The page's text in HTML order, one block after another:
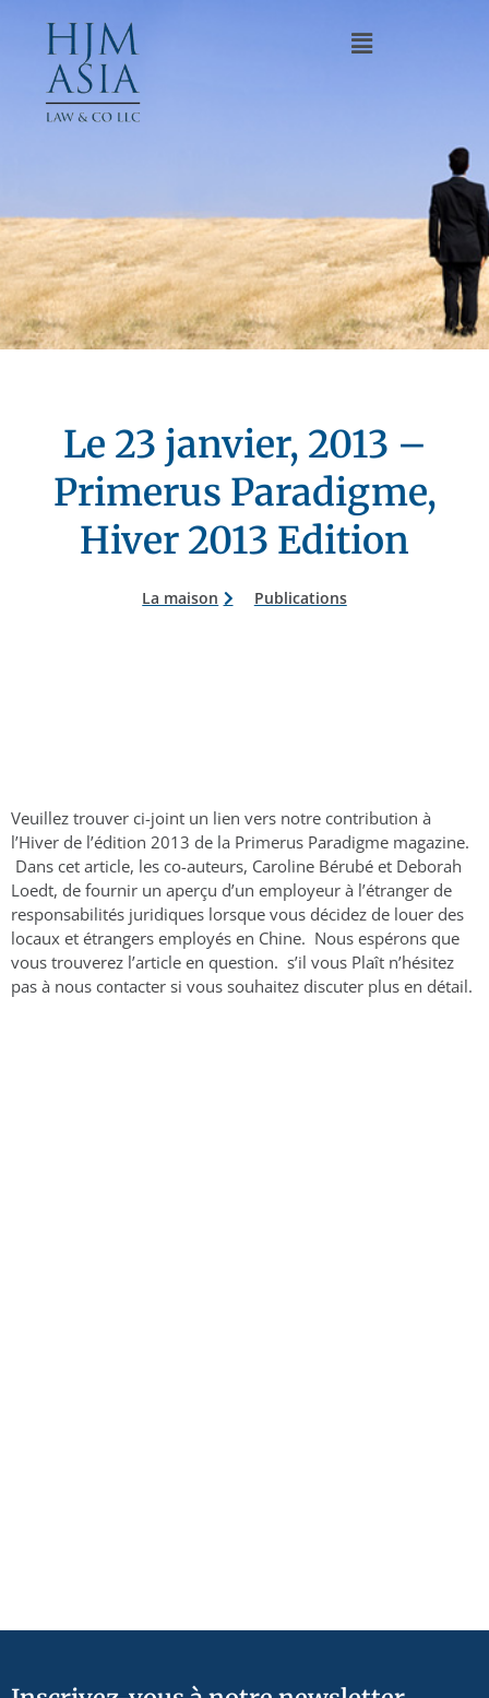
Le 23 janvier, 2013 –
Primerus Paradigme,
Hiver 2013 Edition
La maison Publications
Veuillez trouver ci-joint un lien vers notre contribution à
l’Hiver de l’édition 2013 de la Primerus Paradigme magazine.
Dans cet article, les co-auteurs, Caroline Bérubé et Deborah
Loedt, de fournir un aperçu d’un employeur à l’étranger de
responsabilités juridiques lorsque vous décidez de louer des
locaux et étrangers employés en Chine. Nous espérons que
vous trouverez l’article en question. s’il vous Plaît n’hésitez
pas à nous contacter si vous souhaitez discuter plus en détail.